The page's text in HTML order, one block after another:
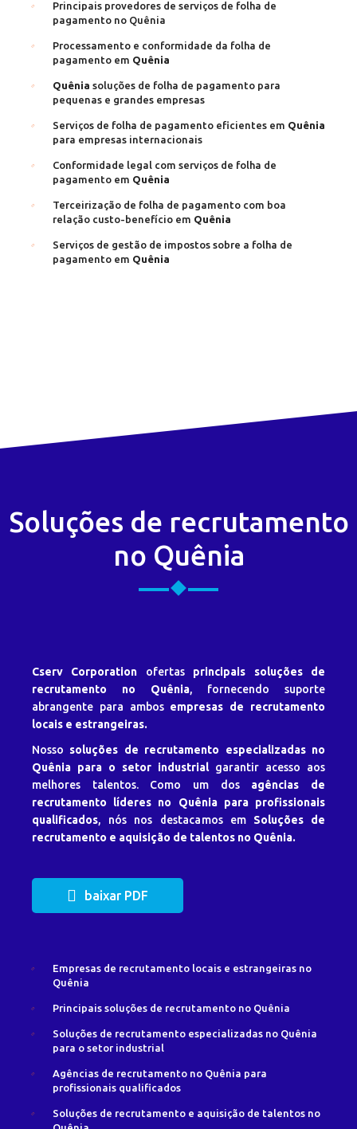
Principais provedores de serviços de folha de
pagamento no Quênia
Processamento e conformidade da folha de
pagamento em Quênia
Quênia soluções de folha de pagamento para
pequenas e grandes empresas
Serviços de folha de pagamento eficientes em Quênia
para empresas internacionais
Conformidade legal com serviços de folha de
pagamento em Quênia
Terceirização de folha de pagamento com boa
relação custo-benefício em Quênia
Serviços de gestão de impostos sobre a folha de
pagamento em Quênia
Soluções de recrutamento
no Quênia
Cserv Corporation ofertas principais soluções de
recrutamento no Quênia, fornecendo suporte
abrangente para ambos empresas de recrutamento
locais e estrangeiras.
Nosso soluções de recrutamento especializadas no
Quênia para o setor industrialgarantir acesso aos
melhores talentos. Como um dos agências de
recrutamento líderes no Quênia para profissionais
qualificados, nós nos destacamos em Soluções de
recrutamento e aquisição de talentos no Quênia.
baixar PDF
Empresas de recrutamento locais e estrangeiras no
Quênia
Principais soluções de recrutamento no Quênia
Soluções de recrutamento especializadas no Quênia
para o setor industrial
Agências de recrutamento no Quênia para
profissionais qualificados
Soluções de recrutamento e aquisição de talentos no